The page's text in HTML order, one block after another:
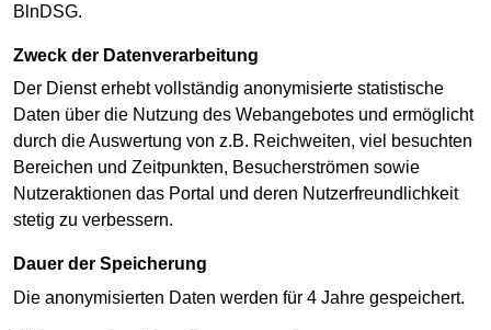
BlnDSG.
Zweck der Datenverarbeitung
Der Dienst erhebt vollständig anonymisierte statistische
Daten über die Nutzung des Webangebotes und ermöglicht
durch die Auswertung von z.B. Reichweiten, viel besuchten
Bereichen und Zeitpunkten, Besucherströmen sowie
Nutzeraktionen das Portal und deren Nutzerfreundlichkeit
stetig zu verbessern.
Dauer der Speicherung
Die anonymisierten Daten werden für 4 Jahre gespeichert.